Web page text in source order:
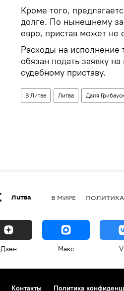
Кроме того,
долге. По нынешнему
евро, пристав может не
Расходы на исполнение
обязан подать заявку
судебному приставу.
В Литве Литва Даля
Литва В МИРЕ ПОЛИТИКА
Дзен Макс
Контакты Политика